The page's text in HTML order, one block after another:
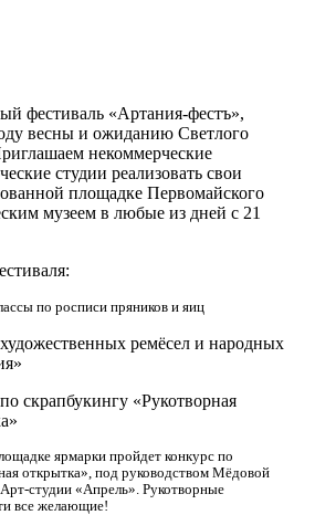
фестиваль «Артания-фестъ»,
весны и ожиданию Светлого
некоммерческие
студии реализовать свои
площадке Первомайского
музеем в любые из дней с 21
по росписи пряников и яиц
ремёсел и народных
скрапбукингу «Рукотворная
ярмарки пройдет конкурс по
открытка», под руководством Мёдовой
студии «Апрель». Рукотворные
все желающие!